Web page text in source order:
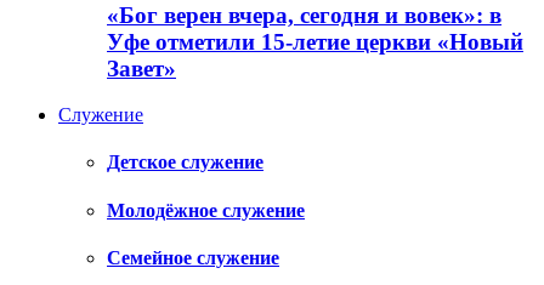
«Бог верен вчера, сегодня и вовек»: в
Уфе отметили 15-летие церкви «Новый
Завет»
Служение
Детское служение
Молодёжное служение
Семейное служение